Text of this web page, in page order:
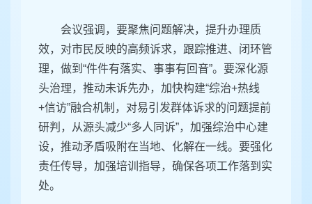
会议强调，要聚焦问题解决，提升办理质
效，对市民反映的高频诉求，跟踪推进、闭环管
理，做到“件件有落实、事事有回音”。要深化源
头治理，推动未诉先办，加快构建“综治+热线
+信访”融合机制，对易引发群体诉求的问题提前
研判，从源头减少“多人同诉”，加强综治中心建
设，推动矛盾吸附在当地、化解在一线。要强化
责任传导，加强培训指导，确保各项工作落到实
处。